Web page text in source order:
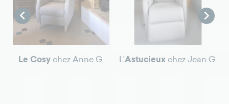

Le Cosy chez Anne G. L'Astucieux chez Jean G.
